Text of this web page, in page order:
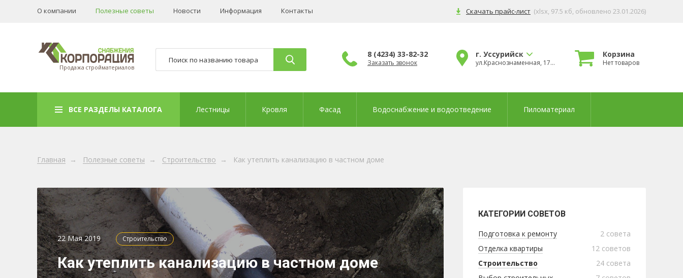
О компании Полезные советы Новости Информация Контакты Скачать прайс-лист (xlsx, 97.5 кб, обновлено 23.01.2026)
Продажа стройматериалов
8 (4234) 33-82-32
Заказать звонок
г. Уссурийск
ул.Краснознаменная, 178б
Корзина
Нет товаров
ВСЕ РАЗДЕЛЫ КАТАЛОГА Лестницы Кровля Фасад Водоснабжение и водоотведение Пиломатериал
Главная → Полезные советы → Строительство → Как утеплить канализацию в частном доме
22 Мая 2019 Строительство
Как утеплить канализацию в частном доме
КАТЕГОРИИ СОВЕТОВ
Подготовка к ремонту 2 совета
Отделка квартиры
12 советов
Строительство
24 совета